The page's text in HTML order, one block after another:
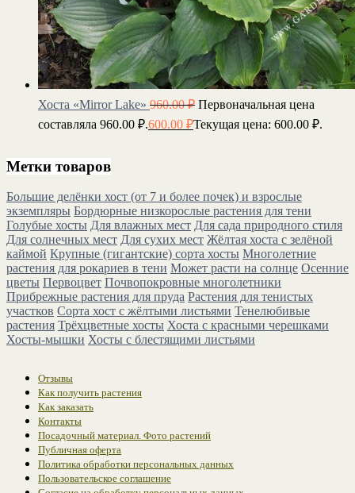
Хоста «Mirror Lake» 960.00₽ Первоначальная цена
составляла 960.00 ₽.600.00 ₽Текущая цена: 600.00 ₽.
Метки товаров
Большие делёнки хост (от 7 и более почек) и взрослые
экземпляры Бордюрные низкорослые растения для тени
Голубые хосты Для влажных мест Для сада природного стиля
Для солнечных мест Для сухих мест Жёлтая хоста с зелёной
каймой Крупные (гигантские) сорта хосты Многолетние
растения для рокариев в тени Может расти на солнце Осенние
цветы Первоцвет Почвопокровные многолетники
Прибрежные растения для пруда Растения для тенистых
участков Сорта хост с жёлтыми листьями Тенелюбивые
растения Трёхцветные хосты Хоста с красными черешками
Хосты-мышки Хосты с блестящими листьями
Отзывы
Как получить растения
Как заказать
Контакты
Посадочный материал. Фото растений
Публичная оферта
Политика обработки персональных данных
Пользовательское соглашение